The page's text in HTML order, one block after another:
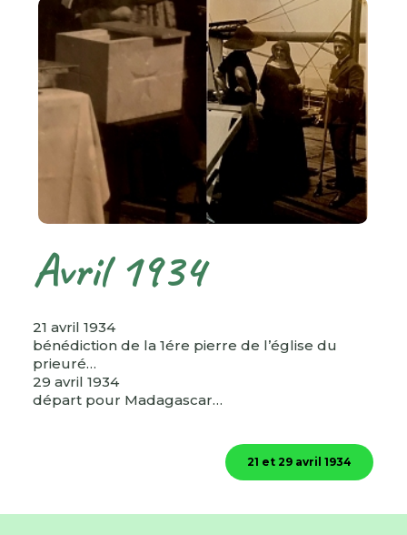
Avril 1934
21 avril 1934
bénédiction de la 1ére pierre de l’église du
prieuré…
29 avril 1934
départ pour Madagascar…
21 et 29 avril 1934